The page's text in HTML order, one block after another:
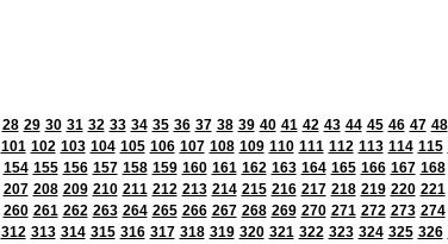
28 29 30 31 32 33 34 35 36 37 38 39 40 41 42 43 44 45 46 47 48
101 102 103 104 105 106 107 108 109 110 111 112 113 114 115
154 155 156 157 158 159 160 161 162 163 164 165 166 167 168
207 208 209 210 211 212 213 214 215 216 217 218 219 220 221
260 261 262 263 264 265 266 267 268 269 270 271 272 273 274
312 313 314 315 316 317 318 319 320 321 322 323 324 325 326